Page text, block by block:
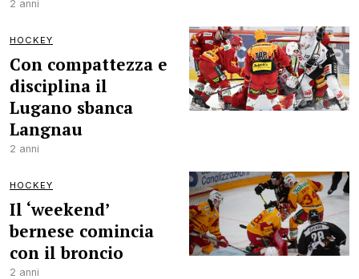
2 anni
HOCKEY
Con compattezza e
disciplina il
Lugano sbanca
Langnau
2 anni
HOCKEY
Il ‘weekend’
bernese comincia
con il broncio
2 anni